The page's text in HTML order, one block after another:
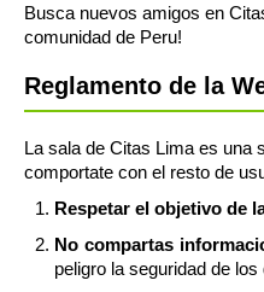
Busca nuevos amigos en
comunidad de Peru!
Reglamento de la
La sala de Citas Lima es una
comportate con el resto de
Respetar el objetivo de
No compartas
peligro la seguridad de